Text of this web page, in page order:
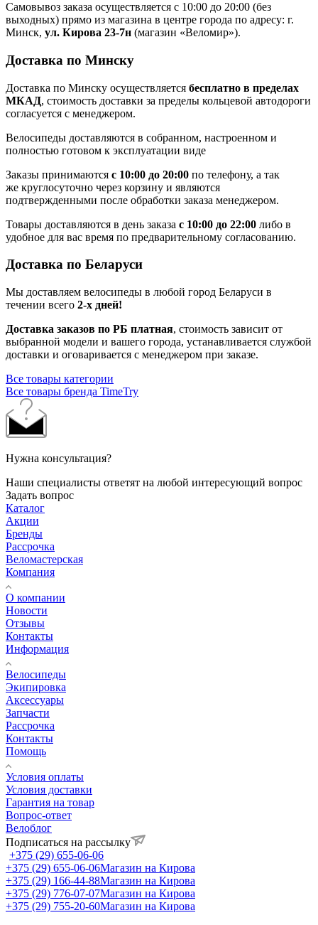
Самовывоз заказа осуществляется с 10:00 до 20:00 (без
выходных) прямо из магазина в центре города по адресу: г.
Минск, ул. Кирова 23-7н (магазин «Веломир»).
Доставка по Минску
Доставка по Минску осуществляется бесплатно в пределах
МКАД, стоимость доставки за пределы кольцевой автодороги
согласуется с менеджером.
Велосипеды доставляются в собранном, настроенном и
полностью готовом к эксплуатации виде
Заказы принимаются с 10:00 до 20:00 по телефону, а так
же круглосуточно через корзину и являются
подтвержденными после обработки заказа менеджером.
Товары доставляются в день заказа с 10:00 до 22:00 либо в
удобное для вас время по предварительному согласованию.
Доставка по Беларуси
Мы доставляем велосипеды в любой город Беларуси в
течении всего 2-х дней!
Доставка заказов по РБ платная, стоимость зависит от
выбранной модели и вашего города, устанавливается службой
доставки и оговаривается с менеджером при заказе.
Все товары категории
Все товары бренда TimeTry
Нужна консультация?
Наши специалисты ответят на любой интересующий вопрос
Задать вопрос
Каталог
Акции
Бренды
Рассрочка
Веломастерская
Компания
О компании
Новости
Отзывы
Контакты
Информация
Велосипеды
Экипировка
Аксессуары
Запчасти
Рассрочка
Контакты
Помощь
Условия оплаты
Условия доставки
Гарантия на товар
Вопрос-ответ
Велоблог
Подписаться на рассылку
+375 (29) 655-06-06
+375 (29) 655-06-06Магазин на Кирова
+375 (29) 166-44-88Магазин на Кирова
+375 (29) 776-07-07Магазин на Кирова
+375 (29) 755-20-60Магазин на Кирова